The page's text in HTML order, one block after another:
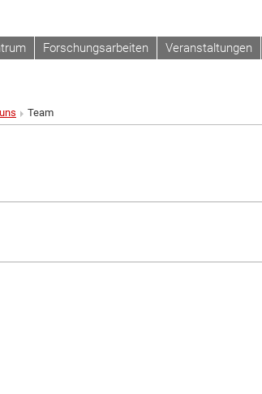
Forschungsarbeiten Veranstaltungen
Team